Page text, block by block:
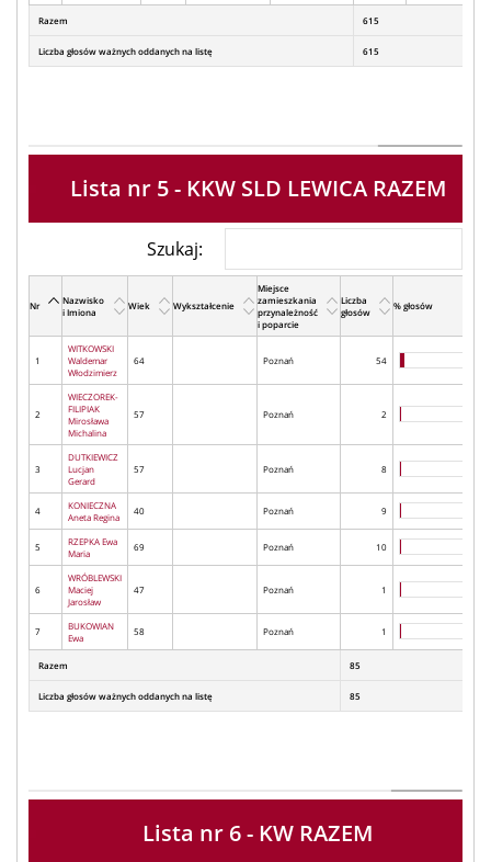
Razem 615
Liczba głosów ważnych oddanych na listę 615
Lista nr 5 - KKW SLD LEWICA RAZEM
Szukaj:
Nr
Nazwisko
i Imiona
Wiek Wykształcenie
Miejsce
zamieszkania
przynależność
i poparcie
Liczba
głosów
% głosów
1
WITKOWSKI
Waldemar
Włodzimierz
64 Poznań 54
2
WIECZOREK-
FILIPIAK
Mirosława
Michalina
57 Poznań 2
3
DUTKIEWICZ
Lucjan
Gerard
57 Poznań 8
4
KONIECZNA
Aneta Regina
40 Poznań 9
5
RZEPKA Ewa
Maria
69 Poznań 10
6
WRÓBLEWSKI
Maciej
Jarosław
47 Poznań 1
7
BUKOWIAN
Ewa
58 Poznań 1
Razem 85
Liczba głosów ważnych oddanych na listę 85
Lista nr 6 - KW RAZEM